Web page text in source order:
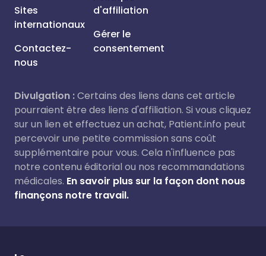
Sites
internationaux
Contactez-
nous
d'affiliation
Gérer le
consentement
Divulgation :Certains des liens dans cet article
pourraient être des liens d'affiliation. Si vous cliquez
sur un lien et effectuez un achat, Patient.info peut
percevoir une petite commission sans coût
supplémentaire pour vous. Cela n'influence pas
notre contenu éditorial ou nos recommandations
médicales. En savoir plus sur la façon dont nous
finançons notre travail.